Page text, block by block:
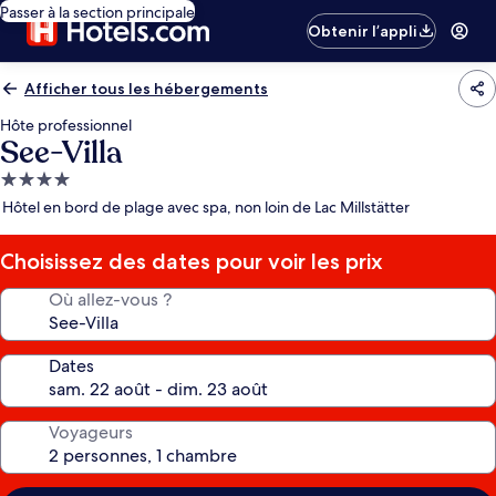
Passer à la section principale
Obtenir l’appli
Afficher tous les hébergements
Hôte professionnel
See-Villa
Hébergement
4.0 étoiles
Hôtel en bord de plage avec spa, non loin de Lac Millstätter
Choisissez des dates pour voir les prix
Où allez-vous ?
Dates
Voyageurs